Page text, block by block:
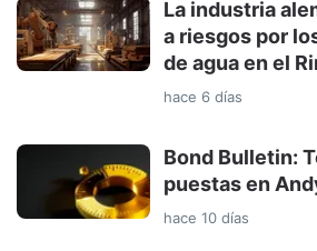
La industria
a riesgos por
de agua en el
hace 6 días
Bond Bulletin:
puestas en
hace 10 días